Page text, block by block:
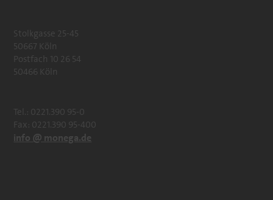
Stolkgasse 25-45
50667 Köln
Postfach 10 26 54
50466 Köln
Tel.: 0221.390 95-0
Fax: 0221.390 95-400
info @ monega.de